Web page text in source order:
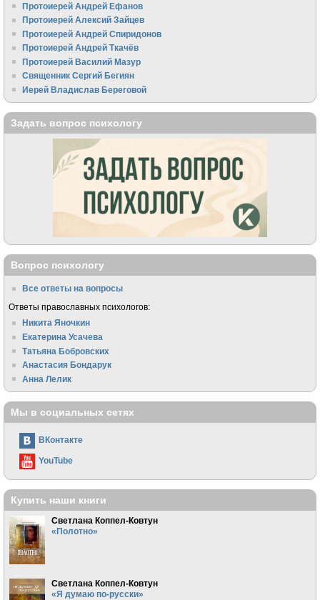
Протоиерей Андрей Ефанов
Протоиерей Алексий Зайцев
Протоиерей Андрей Спиридонов
Протоиерей Андрей Ткачёв
Протоиерей Василий Мазур
Священник Сергий Бегиян
Иерей Владислав Береговой
Задать вопрос психологу
Вопрос психологу
Все ответы на вопросы
Ответы православных психологов:
Никита Яночкин
Екатерина Усачева
Татьяна Бобровских
Анастасия Бондарук
Анна Лелик
Мы в социальных сетях
ВКонтакте
YouTube
Купить наши книги
Светлана Коппел-Ковтун
«Полотно»
Светлана Коппел-Ковтун
«Я думаю по-русски»